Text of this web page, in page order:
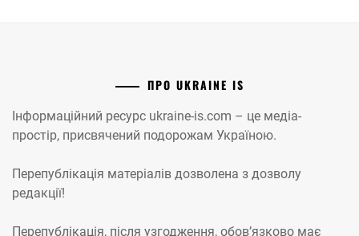
ПРО UKRAINE IS
Інформаційний ресурс ukraine-is.com – це медіа-
простір, присвячений подорожам Україною.
Перепублікація матеріалів дозволена з дозволу
редакції!
Перепублікація, після узгодження, обов’язково має